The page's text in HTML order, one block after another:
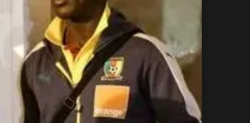
Paris sportifs